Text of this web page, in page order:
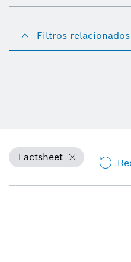
Filtros relacionados
Factsheet